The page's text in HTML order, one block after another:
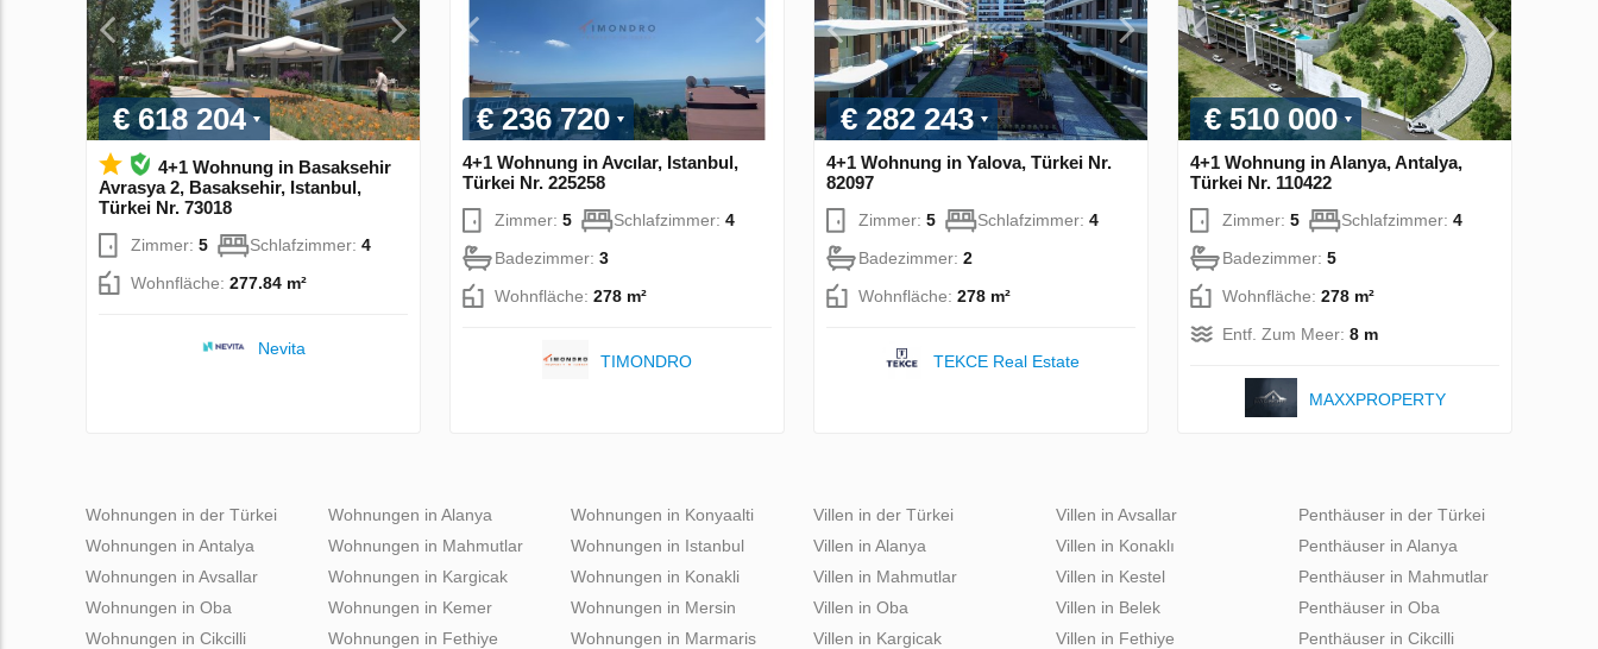
€ 618 204
4+1 Wohnung in Basaksehir
Avrasya 2, Basaksehir, Istanbul,
Türkei Nr. 73018
Zimmer: 5 Schlafzimmer: 4
Wohnfläche: 277.84 m²
Nevita
€ 236 720
4+1 Wohnung in Avcılar, Istanbul,
Türkei Nr. 225258
Zimmer: 5 Schlafzimmer: 4
Badezimmer: 3
Wohnfläche: 278 m²
TIMONDRO
€ 282 243
4+1 Wohnung in Yalova, Türkei Nr.
82097
Zimmer: 5 Schlafzimmer: 4
Badezimmer: 2
Wohnfläche: 278 m²
TEKCE Real Estate
€ 510 000
4+1 Wohnung in Alanya, Antalya,
Türkei Nr. 110422
Zimmer: 5 Schlafzimmer: 4
Badezimmer: 5
Wohnfläche: 278 m²
Entf. Zum Meer: 8 m
MAXXPROPERTY
Wohnungen in der Türkei
Wohnungen in Antalya
Wohnungen in Avsallar
Wohnungen in Oba
Wohnungen in Cikcilli
Wohnungen in Alanya
Wohnungen in Mahmutlar
Wohnungen in Kargicak
Wohnungen in Kemer
Wohnungen in Fethiye
Wohnungen in Konyaalti
Wohnungen in Istanbul
Wohnungen in Konakli
Wohnungen in Mersin
Wohnungen in Marmaris
Villen in der Türkei
Villen in Alanya
Villen in Mahmutlar
Villen in Oba
Villen in Kargicak
Villen in Avsallar
Villen in Konaklı
Villen in Kestel
Villen in Belek
Villen in Fethiye
Penthäuser in der Türkei
Penthäuser in Alanya
Penthäuser in Mahmutlar
Penthäuser in Oba
Penthäuser in Cikcilli